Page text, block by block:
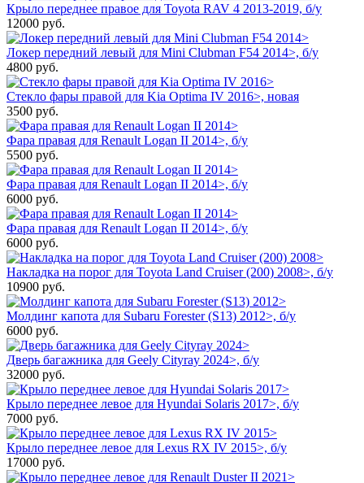
Крыло переднее правое для Toyota RAV 4 2013-2019, б/у
12000 руб.
Локер передний левый для Mini Clubman F54 2014>, б/у
4800 руб.
Стекло фары правой для Kia Optima IV 2016>, новая
3500 руб.
Фара правая для Renault Logan II 2014>, б/у
5500 руб.
Фара правая для Renault Logan II 2014>, б/у
6000 руб.
Фара правая для Renault Logan II 2014>, б/у
6000 руб.
Накладка на порог для Toyota Land Cruiser (200) 2008>, б/у
10900 руб.
Молдинг капота для Subaru Forester (S13) 2012>, б/у
6000 руб.
Дверь багажника для Geely Cityray 2024>, б/у
32000 руб.
Крыло переднее левое для Hyundai Solaris 2017>, б/у
7000 руб.
Крыло переднее левое для Lexus RX IV 2015>, б/у
17000 руб.